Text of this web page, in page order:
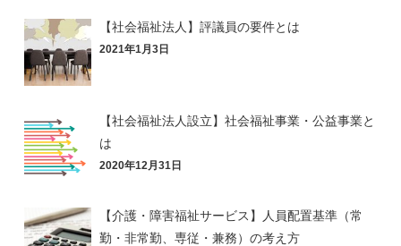
【社会福祉法人】評議員の要件とは
2021年1月3日
【社会福祉法人設立】社会福祉事業・公益事業と
は
2020年12月31日
【介護・障害福祉サービス】人員配置基準（常
勤・非常勤、専従・兼務）の考え方